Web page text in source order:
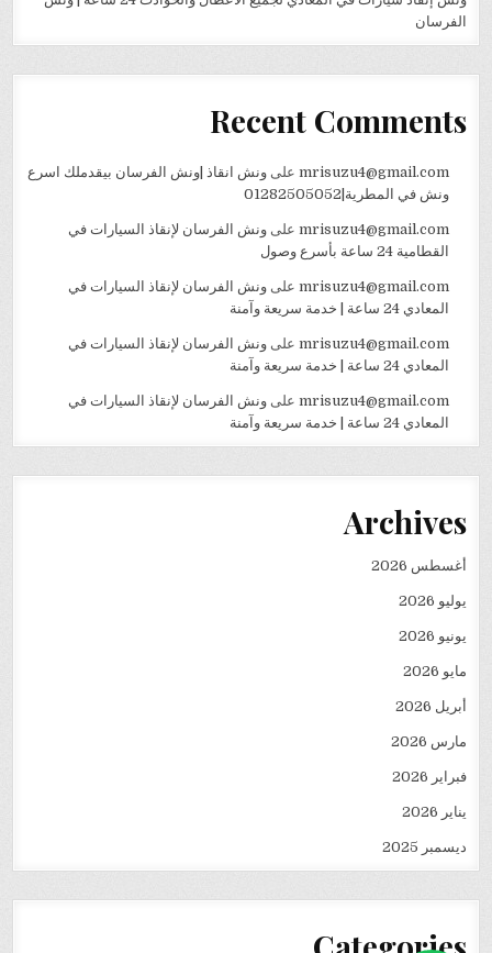
الفرسان
Recent Comments
mrisuzu4@gmail.comعلى ونش انقاذ |ونش الفرسان بيقدملك اسرع
ونش في المطرية|01282505052
mrisuzu4@gmail.comعلى ونش الفرسان لإنقاذ السيارات في
القطامية 24 ساعة بأسرع وصول
mrisuzu4@gmail.comعلى ونش الفرسان لإنقاذ السيارات في
المعادي 24 ساعة | خدمة سريعة وآمنة
mrisuzu4@gmail.comعلى ونش الفرسان لإنقاذ السيارات في
المعادي 24 ساعة | خدمة سريعة وآمنة
mrisuzu4@gmail.comعلى ونش الفرسان لإنقاذ السيارات في
المعادي 24 ساعة | خدمة سريعة وآمنة
Archives
أغسطس 2026
يوليو 2026
يونيو 2026
مايو 2026
أبريل 2026
مارس 2026
فبراير 2026
يناير 2026
ديسمبر 2025